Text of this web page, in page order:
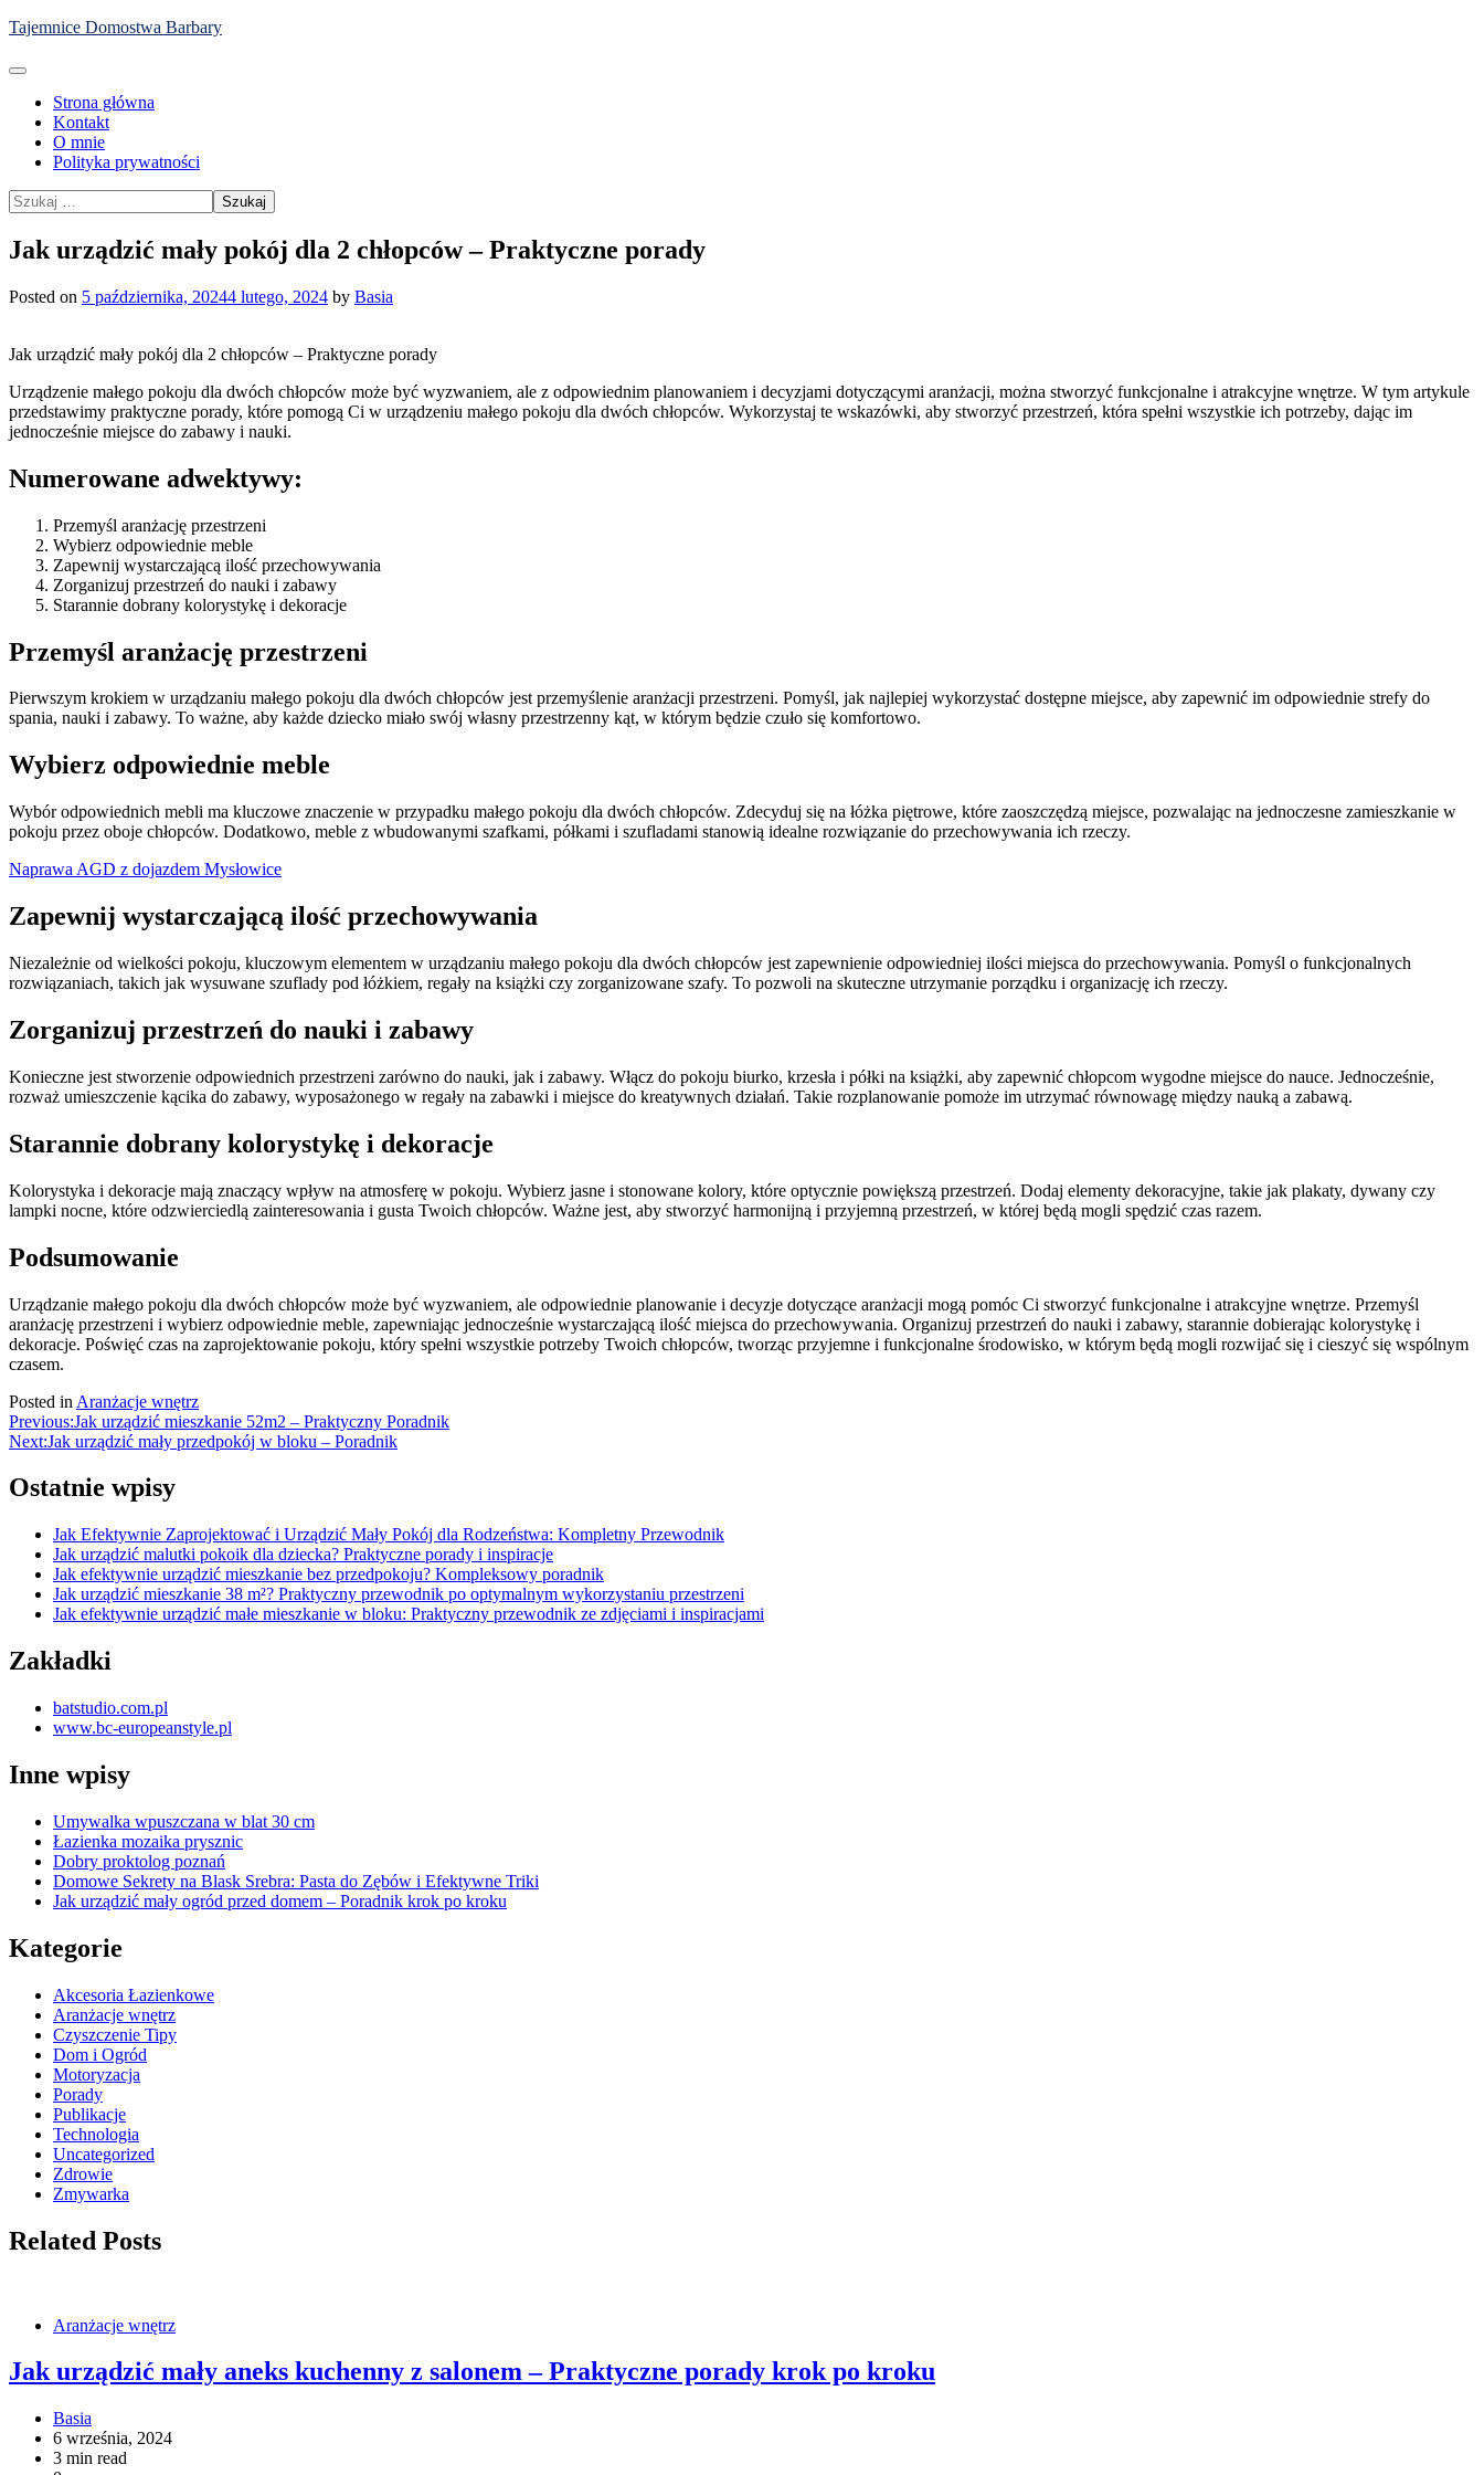
Skip
content
Tajemnice Domostwa Barbary
Strona główna
Kontakt
O mnie
Polityka prywatności
Szukaj:
Jak urządzić mały pokój dla 2 chłopców – Praktyczne porady
Posted on 5 października, 20244 lutego, 2024 by Basia
Jak urządzić mały pokój dla 2 chłopców – Praktyczne porady
Urządzenie małego pokoju dla dwóch chłopców może być wyzwaniem, ale z odpowiednim planowaniem i decyzjami dotyczącymi aranżacji, można stworzyć funkcjonalne i atrakcyjne wnętrze. W tym artykule
przedstawimy praktyczne porady, które pomogą Ci w urządzeniu małego pokoju dla dwóch chłopców. Wykorzystaj te wskazówki, aby stworzyć przestrzeń, która spełni wszystkie ich potrzeby, dając im
jednocześnie miejsce do zabawy i nauki.
Numerowane adwektywy:
Przemyśl aranżację przestrzeni
Wybierz odpowiednie meble
Zapewnij wystarczającą ilość przechowywania
Zorganizuj przestrzeń do nauki i zabawy
Starannie dobrany kolorystykę i dekoracje
Przemyśl aranżację przestrzeni
Pierwszym krokiem w urządzaniu małego pokoju dla dwóch chłopców jest przemyślenie aranżacji przestrzeni. Pomyśl, jak najlepiej wykorzystać dostępne miejsce, aby zapewnić im odpowiednie strefy do
spania, nauki i zabawy. To ważne, aby każde dziecko miało swój własny przestrzenny kąt, w którym będzie czuło się komfortowo.
Wybierz odpowiednie meble
Wybór odpowiednich mebli ma kluczowe znaczenie w przypadku małego pokoju dla dwóch chłopców. Zdecyduj się na łóżka piętrowe, które zaoszczędzą miejsce, pozwalając na jednoczesne zamieszkanie w
pokoju przez oboje chłopców. Dodatkowo, meble z wbudowanymi szafkami, półkami i szufladami stanowią idealne rozwiązanie do przechowywania ich rzeczy.
Naprawa AGD z dojazdem Mysłowice
Zapewnij wystarczającą ilość przechowywania
Niezależnie od wielkości pokoju, kluczowym elementem w urządzaniu małego pokoju dla dwóch chłopców jest zapewnienie odpowiedniej ilości miejsca do przechowywania. Pomyśl o funkcjonalnych
rozwiązaniach, takich jak wysuwane szuflady pod łóżkiem, regały na książki czy zorganizowane szafy. To pozwoli na skuteczne utrzymanie porządku i organizację ich rzeczy.
Zorganizuj przestrzeń do nauki i zabawy
Konieczne jest stworzenie odpowiednich przestrzeni zarówno do nauki, jak i zabawy. Włącz do pokoju biurko, krzesła i półki na książki, aby zapewnić chłopcom wygodne miejsce do nauce. Jednocześnie,
rozważ umieszczenie kącika do zabawy, wyposażonego w regały na zabawki i miejsce do kreatywnych działań. Takie rozplanowanie pomoże im utrzymać równowagę między nauką a zabawą.
Starannie dobrany kolorystykę i dekoracje
Kolorystyka i dekoracje mają znaczący wpływ na atmosferę w pokoju. Wybierz jasne i stonowane kolory, które optycznie powiększą przestrzeń. Dodaj elementy dekoracyjne, takie jak plakaty, dywany czy
lampki nocne, które odzwierciedlą zainteresowania i gusta Twoich chłopców. Ważne jest, aby stworzyć harmonijną i przyjemną przestrzeń, w której będą mogli spędzić czas razem.
Podsumowanie
Urządzanie małego pokoju dla dwóch chłopców może być wyzwaniem, ale odpowiednie planowanie i decyzje dotyczące aranżacji mogą pomóc Ci stworzyć funkcjonalne i atrakcyjne wnętrze. Przemyśl
aranżację przestrzeni i wybierz odpowiednie meble, zapewniając jednocześnie wystarczającą ilość miejsca do przechowywania. Organizuj przestrzeń do nauki i zabawy, starannie dobierając kolorystykę i
dekoracje. Poświęć czas na zaprojektowanie pokoju, który spełni wszystkie potrzeby Twoich chłopców, tworząc przyjemne i funkcjonalne środowisko, w którym będą mogli rozwijać się i cieszyć się wspólnym
czasem.
Posted in Aranżacje wnętrz
Nawigacja
wpisu
Previous:Jak urządzić mieszkanie 52m2 – Praktyczny Poradnik
Next:Jak urządzić mały przedpokój w bloku – Poradnik
Ostatnie wpisy
Jak Efektywnie Zaprojektować i Urządzić Mały Pokój dla Rodzeństwa: Kompletny Przewodnik
Jak urządzić malutki pokoik dla dziecka? Praktyczne porady i inspiracje
Jak efektywnie urządzić mieszkanie bez przedpokoju? Kompleksowy poradnik
Jak urządzić mieszkanie 38 m²? Praktyczny przewodnik po optymalnym wykorzystaniu przestrzeni
Jak efektywnie urządzić małe mieszkanie w bloku: Praktyczny przewodnik ze zdjęciami i inspiracjami
Zakładki
batstudio.com.pl
www.bc-europeanstyle.pl
Inne wpisy
Umywalka wpuszczana w blat 30 cm
Łazienka mozaika prysznic
Dobry proktolog poznań
Domowe Sekrety na Blask Srebra: Pasta do Zębów i Efektywne Triki
Jak urządzić mały ogród przed domem – Poradnik krok po kroku
Kategorie
Akcesoria Łazienkowe
Aranżacje wnętrz
Czyszczenie Tipy
Dom i Ogród
Motoryzacja
Porady
Publikacje
Technologia
Uncategorized
Zdrowie
Zmywarka
Related Posts
Aranżacje wnętrz
Jak urządzić mały aneks kuchenny z salonem – Praktyczne porady krok po kroku
Basia
6 września, 2024
3 min read